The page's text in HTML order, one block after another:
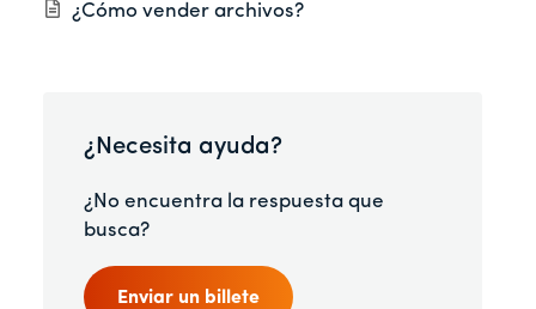
¿Cómo vender archivos?
¿Necesita ayuda?
¿No encuentra la respuesta que
busca?
Enviar un billete